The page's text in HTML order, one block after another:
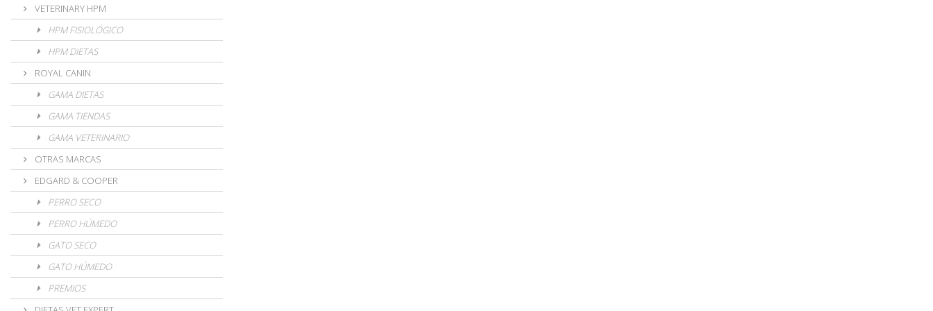
VETERINARY HPM
HPM FISIOLÓGICO
HPM DIETAS
ROYAL CANIN
GAMA DIETAS
GAMA TIENDAS
GAMA VETERINARIO
OTRAS MARCAS
EDGARD & COOPER
PERRO SECO
PERRO HÚMEDO
GATO SECO
GATO HÚMEDO
PREMIOS